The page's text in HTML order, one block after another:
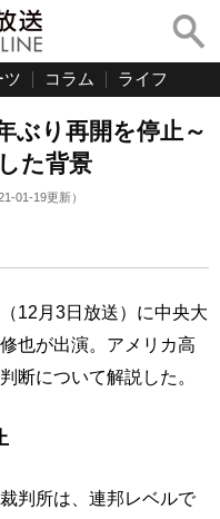
ツ コラム ライフ
ぶり再開を停止～
た背景
01-19更新）
12月3日放送）に中央大
也が出演。アメリカ高
断について解説した。
判所は、連邦レベルで